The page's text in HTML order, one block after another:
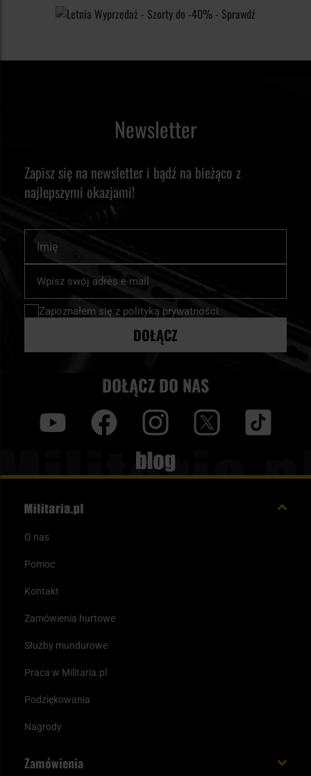
Newsletter
Zapisz się na newsletter i bądź na bieżąco z
najlepszymi okazjami!
nasz
newsletter:
Zapoznałem się z polityką prywatności
DOŁĄCZ
DOŁĄCZ DO NAS
Blog
O nas
Pomoc
Kontakt
Zamówienia hurtowe
Służby mundurowe
Praca w Militaria.pl
Podziękowania
Nagrody
Zamówienia